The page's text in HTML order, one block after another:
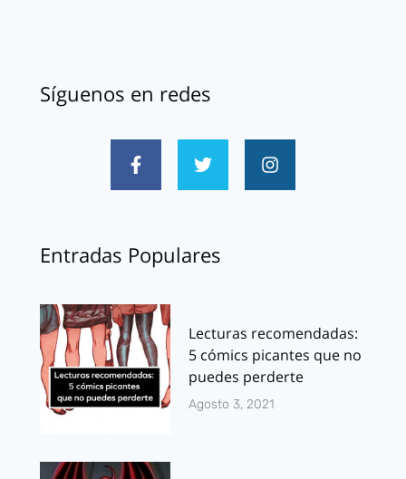
Síguenos en redes
Entradas Populares
Lecturas recomendadas:
5 cómics picantes que no
puedes perderte
Agosto 3, 2021